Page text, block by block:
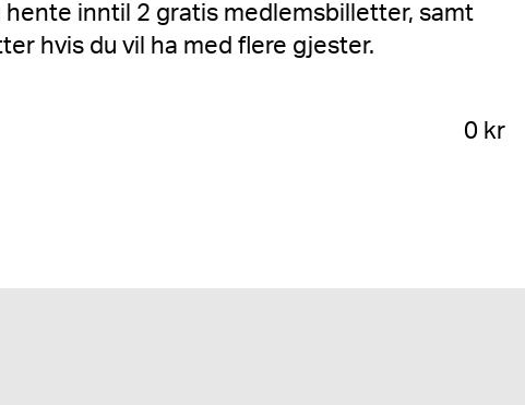
hente inntil 2 gratis medlemsbilletter, samt
hvis du vil ha med flere gjester.
0 kr